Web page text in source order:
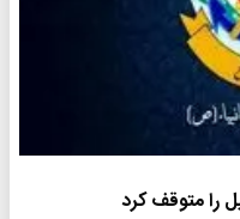
را متوقف کرد